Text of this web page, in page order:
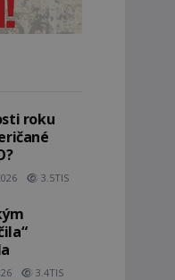
roku
3.5TIS
3.4TIS